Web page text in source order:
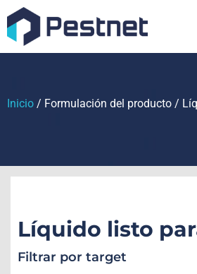
Inicio / Formulación del producto /
Líquido listo
Filtrar por target